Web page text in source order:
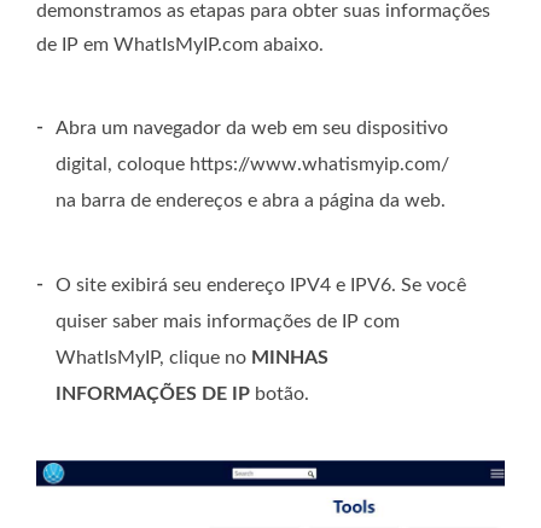
demonstramos as etapas para obter suas informações
de IP em WhatIsMyIP.com abaixo.
-
Abra um navegador da web em seu dispositivo
digital, coloque https://www.whatismyip.com/
na barra de endereços e abra a página da web.
-
O site exibirá seu endereço IPV4 e IPV6. Se você
quiser saber mais informações de IP com
WhatIsMyIP, clique no MINHAS
INFORMAÇÕES DE IP botão.